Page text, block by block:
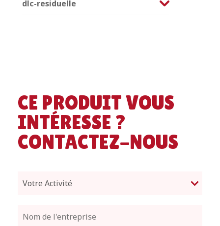
dlc-residuelle
CE PRODUIT VOUS
INTÉRESSE ?
CONTACTEZ-NOUS